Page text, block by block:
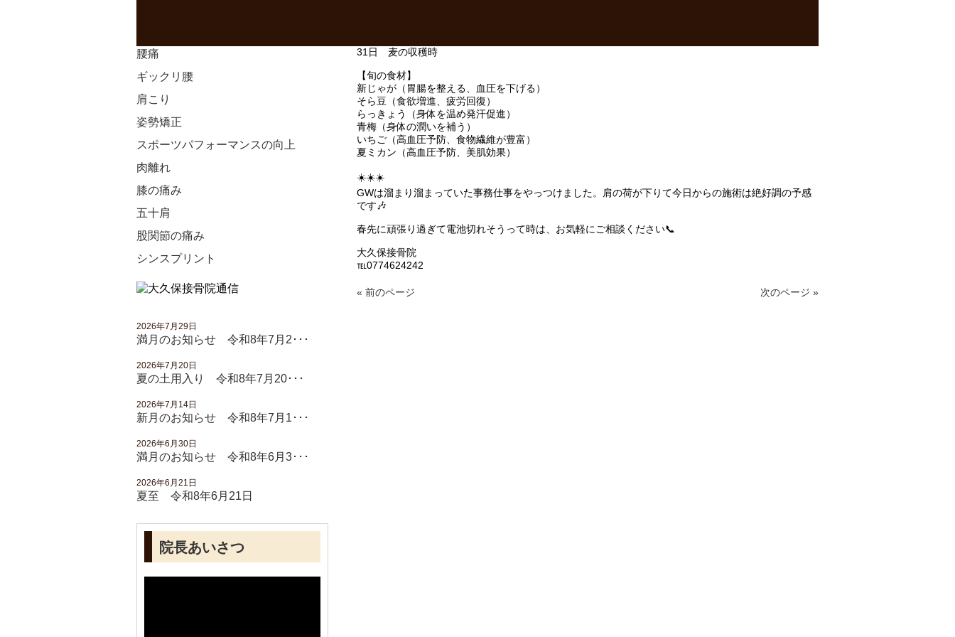
31日 麦の収穫時
【旬の食材】
新じゃが（胃腸を整える、血圧を下げる）
そら豆（食欲増進、疲労回復）
らっきょう（身体を温め発汗促進）
青梅（身体の潤いを補う）
いちご（高血圧予防、食物繊維が豊富）
夏ミカン（高血圧予防、美肌効果）
☀️☀️☀️
GWは溜まり溜まっていた事務仕事をやっつけました。肩の荷が下りて今日からの施術は絶好調の予感
です🎶
春先に頑張り過ぎて電池切れそうって時は、お気軽にご相談ください📞
大久保接骨院
℡0774624242
« 前のページ 次のページ »
腰痛
ギックリ腰
肩こり
姿勢矯正
スポーツパフォーマンスの向上
肉離れ
膝の痛み
五十肩
股関節の痛み
シンスプリント
2026年7月29日
満月のお知らせ 令和8年7月2･･･
2026年7月20日
夏の土用入り 令和8年7月20･･･
2026年7月14日
新月のお知らせ 令和8年7月1･･･
2026年6月30日
満月のお知らせ 令和8年6月3･･･
2026年6月21日
夏至 令和8年6月21日
院長あいさつ